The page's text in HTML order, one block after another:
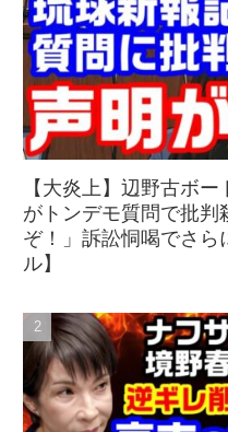
【大炎上】辺野古ボ
がトンデモ質問で批
ぞ！」訴訟恫喝でさら
ル】